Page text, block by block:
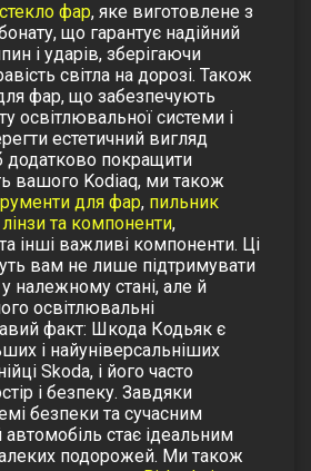
стекло фар, яке виготовлене з
що гарантує надійний
і ударів, зберігаючи
світла на дорозі. Також
фар, що забезпечують
освітлювальної системи і
естетичний вигляд
додатково покращити
вашого Kodiaq, ми також
для фар, пильник
лінзи та компоненти,
та інші важливі компоненти. Ці
вам не лише підтримувати
належному стані, але й
освітлювальні
факт: Шкода Кодьяк є
і найуніверсальніших
Skoda, і його часто
і безпеку. Завдяки
безпеки та сучасним
автомобіль стає ідеальним
подорожей. Ми також